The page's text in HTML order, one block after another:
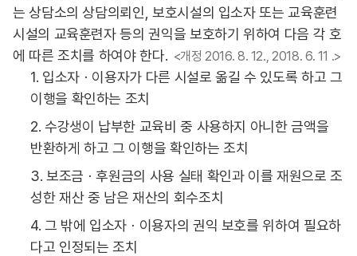
는 상담소의 상담의뢰인, 보호시설의 입소자 또는 교육훈련
시설의 교육훈련자 등의 권익을 보호하기 위하여 다음 각 호
에 따른 조치를 하여야 한다. <개정 2016. 8. 12., 2018. 6. 11 .>
1. 입소자ㆍ이용자가 다른 시설로 옮길 수 있도록 하고 그
이행을 확인하는 조치
2. 수강생이 납부한 교육비 중 사용하지 아니한 금액을
반환하게 하고 그 이행을 확인하는 조치
3. 보조금ㆍ후원금의 사용 실태 확인과 이를 재원으로 조
성한 재산 중 남은 재산의 회수조치
4. 그 밖에 입소자ㆍ이용자의 권익 보호를 위하여 필요하
다고 인정되는 조치